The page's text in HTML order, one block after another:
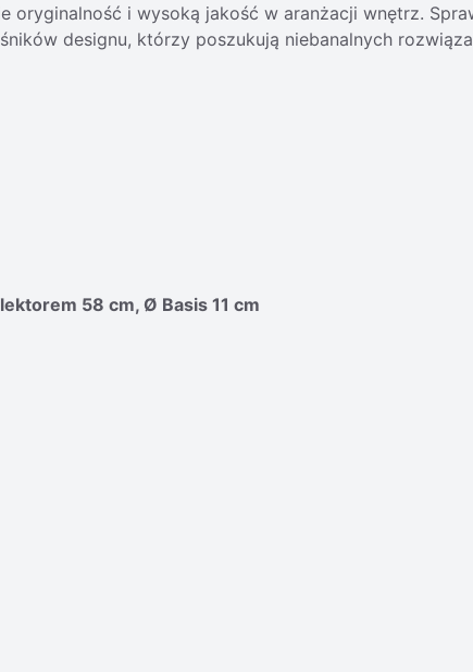
oryginalność i wysoką jakość w aranżacji wnętrz.
designu, którzy poszukują niebanalnych
58 cm, Ø Basis 11 cm